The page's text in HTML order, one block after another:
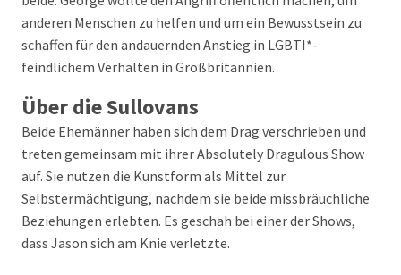
anderen Menschen zu helfen und um ein Bewusstsein zu
schaffen für den andauernden Anstieg in LGBTI*-
feindlichem Verhalten in Großbritannien.
Über die Sullovans
Beide Ehemänner haben sich dem Drag verschrieben und
treten gemeinsam mit ihrer Absolutely Dragulous Show
auf. Sie nutzen die Kunstform als Mittel zur
Selbstermächtigung, nachdem sie beide missbräuchliche
Beziehungen erlebten. Es geschah bei einer der Shows,
dass Jason sich am Knie verletzte.